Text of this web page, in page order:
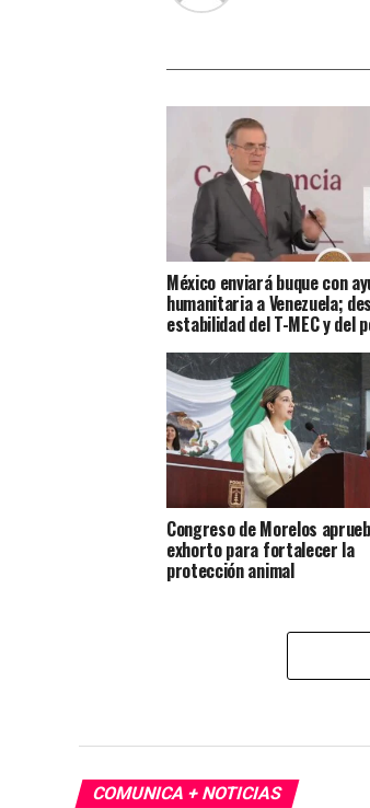
México enviará buque con
humanitaria a Venezuela;
estabilidad del T-MEC y del
Congreso de Morelos
exhorto para fortalecer la
protección animal
COMUNICA + NOTICIAS